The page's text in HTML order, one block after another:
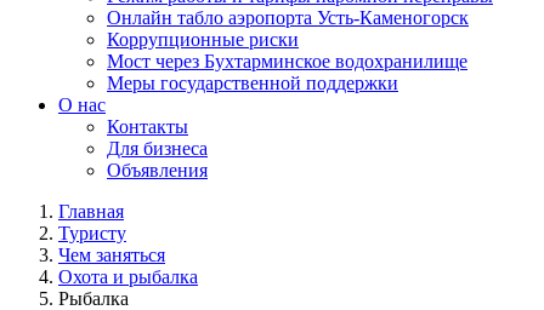
Онлайн табло аэропорта Усть-Каменогорск
Коррупционные риски
Мост через Бухтарминское водохранилище
Меры государственной поддержки
О нас
Контакты
Для бизнеса
Объявления
Главная
Туристу
Чем заняться
Охота и рыбалка
Рыбалка